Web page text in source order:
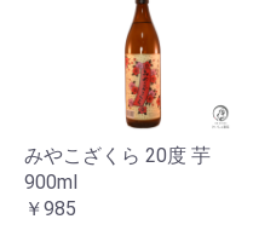
みやこざくら 20度 芋
900ml
￥985